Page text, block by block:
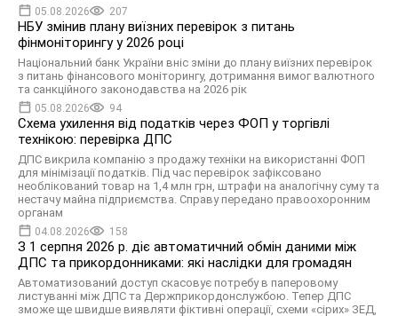
05.08.2026 207
НБУ змінив плану виїзних перевірок з питань
фінмоніторингу у 2026 році
Національний банк України вніс зміни до плану виїзних перевірок
з питань фінансового моніторингу, дотримання вимог валютного
та санкційного законодавства на 2026 рік
05.08.2026 94
Схема ухилення від податків через ФОП у торгівлі
технікою: перевірка ДПС
ДПС викрила компанію з продажу техніки на використанні ФОП
для мінімізації податків. Під час перевірок зафіксовано
необлікований товар на 1,4 млн грн, штрафи на аналогічну суму та
нестачу майна підприємства. Справу передано правоохоронним
органам
04.08.2026 158
З 1 серпня 2026 р. діє автоматичний обмін даними між
ДПС та прикордонниками: які наслідки для громадян
Автоматизований доступ скасовує потребу в паперовому
листуванні між ДПС та Держприкордонслужбою. Тепер ДПС
зможе ще швидше виявляти фіктивні операції, схеми «сірих» ЗЕД,